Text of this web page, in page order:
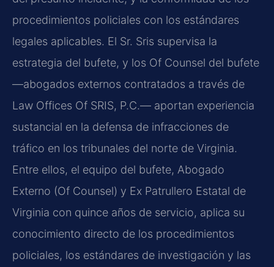
procedimientos policiales con los estándares
legales aplicables. El Sr. Sris supervisa la
estrategia del bufete, y los Of Counsel del bufete
—abogados externos contratados a través de
Law Offices Of SRIS, P.C.— aportan experiencia
sustancial en la defensa de infracciones de
tráfico en los tribunales del norte de Virginia.
Entre ellos, el equipo del bufete, Abogado
Externo (Of Counsel) y Ex Patrullero Estatal de
Virginia con quince años de servicio, aplica su
conocimiento directo de los procedimientos
policiales, los estándares de investigación y las